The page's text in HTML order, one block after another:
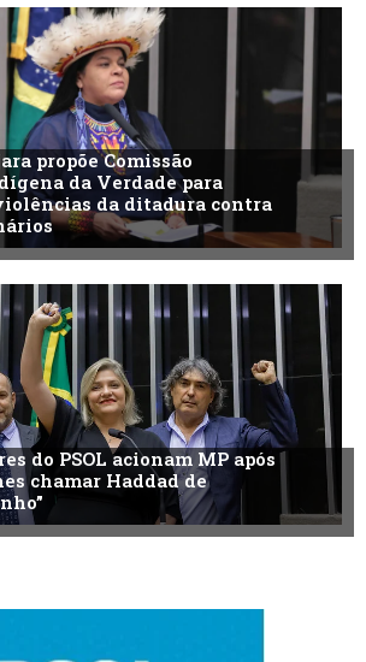
propõe Comissão
da Verdade para
da ditadura contra
do PSOL acionam MP após
chamar Haddad de